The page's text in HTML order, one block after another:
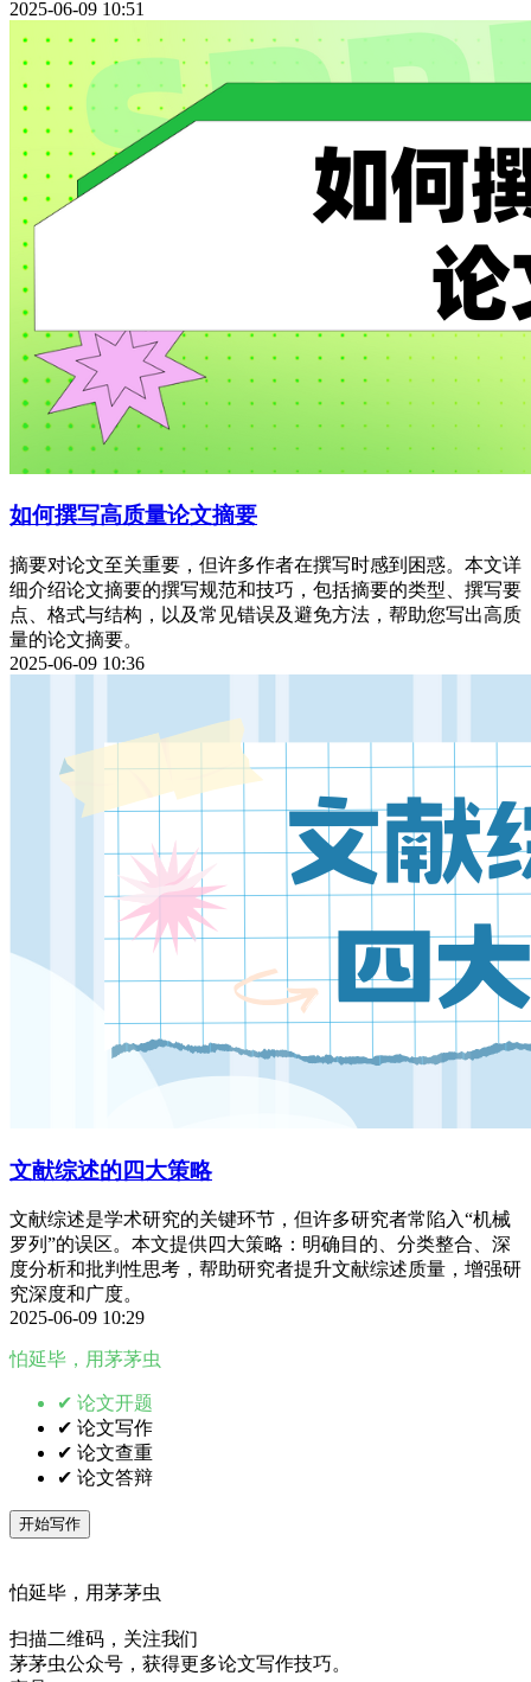
2025-06-09 10:51
如何撰写高质量论文摘要
摘要对论文至关重要，但许多作者在撰写时感到困惑。本文详
细介绍论文摘要的撰写规范和技巧，包括摘要的类型、撰写要
点、格式与结构，以及常见错误及避免方法，帮助您写出高质
量的论文摘要。
2025-06-09 10:36
文献综述的四大策略
文献综述是学术研究的关键环节，但许多研究者常陷入“机械
罗列”的误区。本文提供四大策略：明确目的、分类整合、深
度分析和批判性思考，帮助研究者提升文献综述质量，增强研
究深度和广度。
2025-06-09 10:29
怕延毕，用茅茅虫
✔ 论文开题
✔ 论文写作
✔ 论文查重
✔ 论文答辩
开始写作
怕延毕，用茅茅虫
扫描二维码，关注我们
茅茅虫公众号，获得更多论文写作技巧。